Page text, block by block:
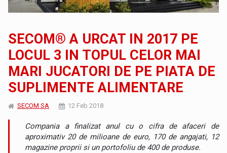
SECOM® A URCAT IN 2017 PE
LOCUL 3 IN TOPUL CELOR MAI
MARI JUCATORI DE PE PIATA DE
SUPLIMENTE ALIMENTARE
SECOM SA 12 Feb 2018
Compania a finalizat anul cu o cifra de afaceri de
aproximativ 20 de milioane de euro, 170 de angajati, 12
magazine proprii si un portofoliu de 400 de produse.